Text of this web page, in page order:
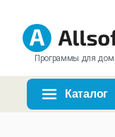
Программы для
Каталог